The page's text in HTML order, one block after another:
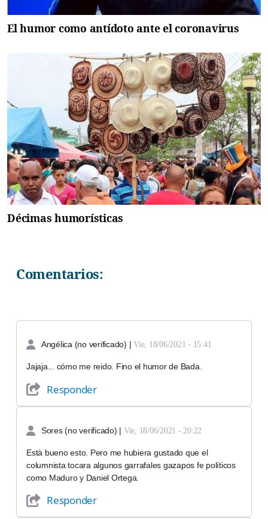
El humor como antídoto ante el coronavirus
Décimas humorísticas
Comentarios:
Angélica (no verificado) |Vie, 18/06/2021 - 15:41
Jajaja... cómo me reido. Fino el humor de Bada.
Responder
Sores (no verificado) Vie, 18/06/2021 - 20:22
Està bueno esto. Pero me hubiera gustado que el
columnista tocara algunos garrafales gazapos fe políticos
como Maduro y Daniel Ortega.
Responder